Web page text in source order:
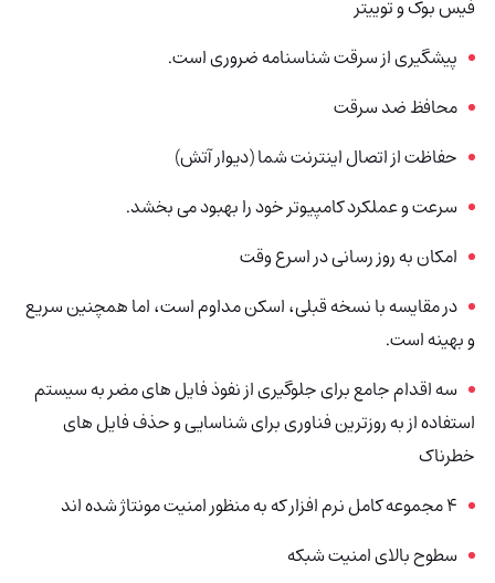
فیس بوک و توییتر
پیشگیری از سرقت شناسنامه ضروری است.
محافظ ضد سرقت
حفاظت از اتصال اینترنت شما (دیوار آتش)
سرعت و عملکرد کامپیوتر خود را بهبود می بخشد.
امکان به روز رسانی در اسرع وقت
در مقایسه با نسخه قبلی، اسکن مداوم است، اما همچنین سریع
و بهینه است.
سه اقدام جامع برای جلوگیری از نفوذ فایل های مضر به سیستم
استفاده از به روزترین فناوری برای شناسایی و حذف فایل های
خطرناک
4 مجموعه کامل نرم افزار که به منظور امنیت مونتاژ شده اند
سطوح بالای امنیت شبکه